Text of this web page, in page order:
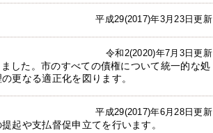
平成29(2017)年3月23日更新
令和2(2020)年7月3日更新
した。市のすべての債権について統一的な処
更なる適正化を図ります。
平成29(2017)年6月28日更新
起や支払督促申立てを行います。